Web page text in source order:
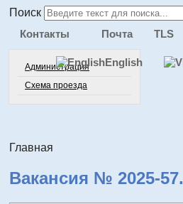
Поиск
Контакты
Администрация
Схема проезда
Почта TLS
English
Главная
Вакансия № 2025-57.